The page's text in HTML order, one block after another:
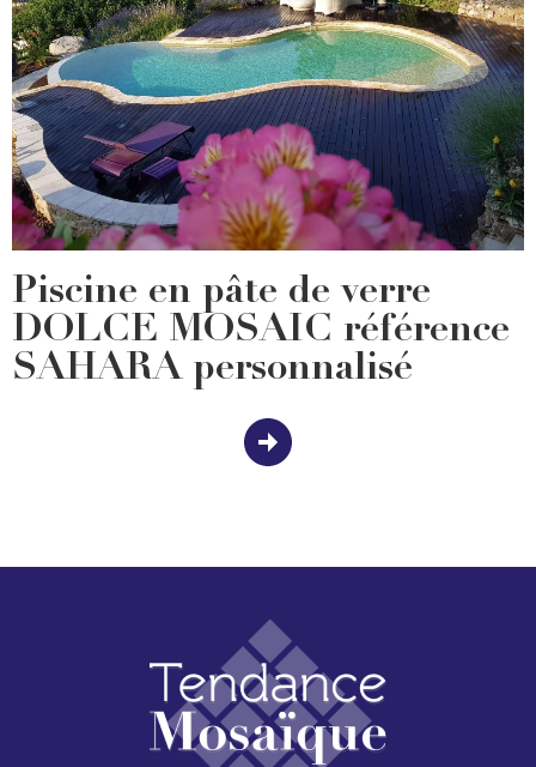
Piscine en pâte de verre
DOLCE MOSAIC référence
SAHARA personnalisé